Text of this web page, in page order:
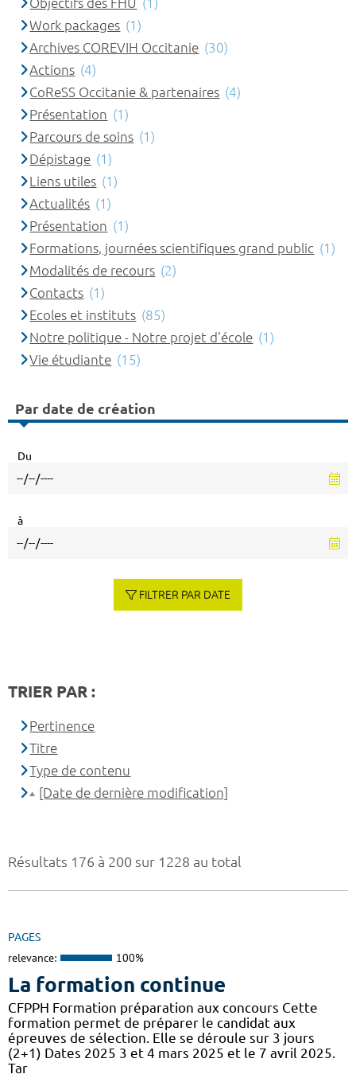
Résultats 176 à 200 sur 1228 au total
PAGES
relevance: 100%
La formation continue
CFPPH Formation préparation aux concours Cette
formation permet de préparer le candidat aux
épreuves de sélection. Elle se déroule sur 3 jours
(2+1) Dates 2025 3 et 4 mars 2025 et le 7 avril 2025.
Tar
Work packages (1)
Archives COREVIH Occitanie (30)
Actions (4)
CoReSS Occitanie & partenaires (4)
Présentation (1)
Parcours de soins (1)
Dépistage (1)
Liens utiles (1)
Actualités (1)
Présentation (1)
Formations, journées scientifiques grand public (1)
Modalités de recours (2)
Contacts (1)
Ecoles et instituts (85)
Notre politique - Notre projet d'école (1)
Vie étudiante (15)
Par date de création
Du
à
FILTRER PAR DATE
TRIER PAR :
Pertinence
Titre
Type de contenu
[Date de dernière modification]